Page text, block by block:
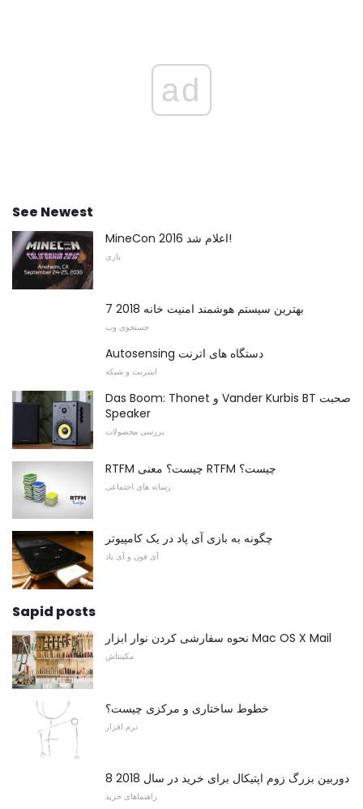
ad
See Newest
MineCon 2016 اعلام شد!
بازی
7 بهترین سیستم هوشمند امنیت خانه 2018
جستجوی وب
Autosensing دستگاه های اترنت
اینترنت و شبکه
Das Boom: Thonet و Vander Kurbis BT صحبت
Speaker
بررسی محصولات
RTFM چیست؟ معنی RTFM چیست؟
رسانه های اجتماعی
چگونه به بازی آی پاد در یک کامپیوتر
آی فون و آی پاد
Sapid posts
نحوه سفارشی کردن نوار ابزار Mac OS X Mail
مکینتاش
خطوط ساختاری و مرکزی چیست؟
نرم افزار
8 دوربین بزرگ زوم اپتیکال برای خرید در سال 2018
راهنماهای خرید